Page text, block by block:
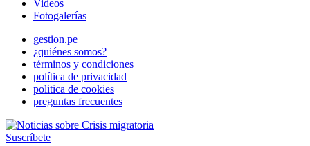
Videos
Fotogalerías
gestion.pe
¿quiénes somos?
términos y condiciones
política de privacidad
politica de cookies
preguntas frecuentes
Suscríbete